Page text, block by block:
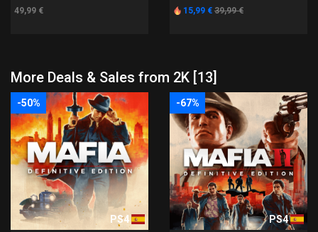
49,99 €
15,99 € 39,99 €
More Deals & Sales from 2K [13]
-50%
PS4
-67%
PS4